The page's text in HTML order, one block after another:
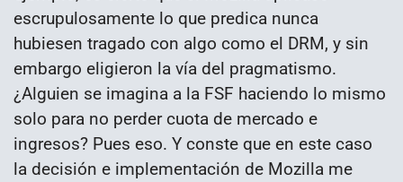
escrupulosamente lo que predica nunca
hubiesen tragado con algo como el DRM, y sin
embargo eligieron la vía del pragmatismo.
¿Alguien se imagina a la FSF haciendo lo mismo
solo para no perder cuota de mercado e
ingresos? Pues eso. Y conste que en este caso
la decisión e implementación de Mozilla me